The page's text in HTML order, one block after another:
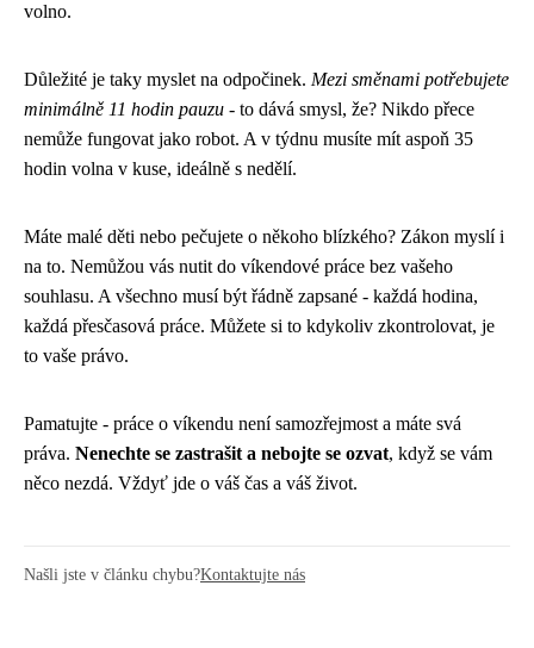
volno.
Důležité je taky myslet na odpočinek. Mezi směnami potřebujete
minimálně 11 hodin pauzu - to dává smysl, že? Nikdo přece
nemůže fungovat jako robot. A v týdnu musíte mít aspoň 35
hodin volna v kuse, ideálně s nedělí.
Máte malé děti nebo pečujete o někoho blízkého? Zákon myslí i
na to. Nemůžou vás nutit do víkendové práce bez vašeho
souhlasu. A všechno musí být řádně zapsané - každá hodina,
každá přesčasová práce. Můžete si to kdykoliv zkontrolovat, je
to vaše právo.
Pamatujte - práce o víkendu není samozřejmost a máte svá
práva. Nenechte se zastrašit a nebojte se ozvat, když se vám
něco nezdá. Vždyť jde o váš čas a váš život.
Našli jste v článku chybu?Kontaktujte nás